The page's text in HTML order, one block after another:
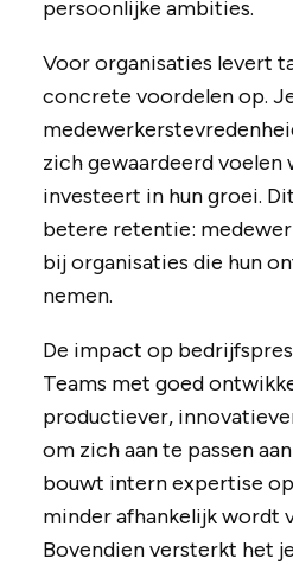
persoonlijke ambities.
Voor organisaties levert
concrete voordelen op.
zich gewaardeerd voelen
investeert in hun groei.
betere retentie:
bij organisaties die hun
nemen.
De impact op
Teams met goed
productiever,
om zich aan te passen
bouwt intern expertise
minder afhankelijk wordt
Bovendien versterkt het